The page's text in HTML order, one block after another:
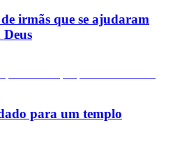
irmãs que se ajudaram
para um templo